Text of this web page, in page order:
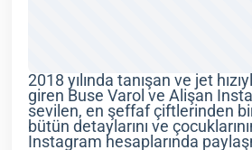
2018 yılında tanışan ve jet
giren Buse Varol ve Alişan
sevilen, en şeffaf çiftlerinden
bütün detaylarını ve
Instagram hesaplarında